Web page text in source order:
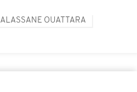
ALASSANE OUATTARA